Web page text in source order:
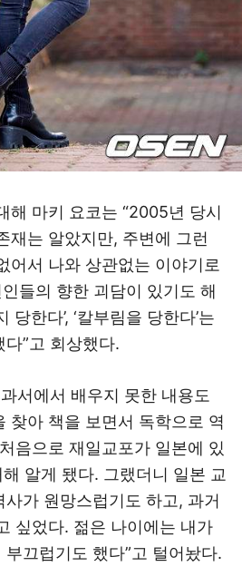
해 마키 요코는 “2005년 당시
재는 알았지만, 주변에 그런
어서 나와 상관없는 이야기로
들의 향한 괴담이 있기도 해
당한다’, ‘칼부림을 당한다’는
”고 회상했다.
서에서 배우지 못한 내용도
찾아 책을 보면서 독학으로 역
음으로 재일교포가 일본에 있
알게 됐다. 그랬더니 일본 교
가 원망스럽기도 하고, 과거
싶었다. 젊은 나이에는 내가
끄럽기도 했다”고 털어놨다.